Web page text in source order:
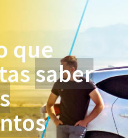
que
saber